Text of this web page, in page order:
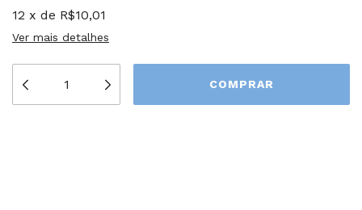
12 x de R$10,01
Ver mais detalhes